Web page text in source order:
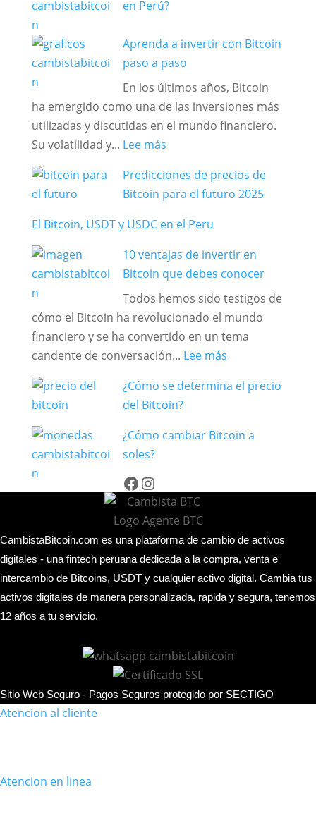
7
clave
del
USDT
(Tether)
que
todo
debería
conocer
en
en Perú?
Aprenda a invertir con Bitcoin
paso a paso
En los últimos años, Bitcoin
ha emergido como una de las inversiones más
utilizadas y discutidas en el mundo financiero.
Su volatilidad y... Lee más:
a
invertir
con
paso
a
paso
Predicciones de precios de
Bitcoin para el futuro 2025
El Bitcoin, USDT y USDC en el Peru
10 ventajas de invertir en
Bitcoin que debes conocer
Todos hemos sido testigos de
cómo el Bitcoin ha revolucionado el mundo
financiero y se ha convertido en un tema
candente de conversación... Lee más:
ventajas
invertir
¿Cómo se determina el precio
del Bitcoin?
¿Cómo cambiar Bitcoin a
soles?
Facebook
Instagram
CambistaBitcoin.com es una plataforma de cambio de activos
digitales - una fintech peruana dedicada a la compra, venta e
intercambio de Bitcoins, USDT y cualquier activo digital. Cambia tus
activos digitales de manera personalizada, rapida y segura, tenemos
12 años a tu servicio.
Sitio Web Seguro - Pagos Seguros protegido por SECTIGO
Atencion al cliente
Atencion en linea